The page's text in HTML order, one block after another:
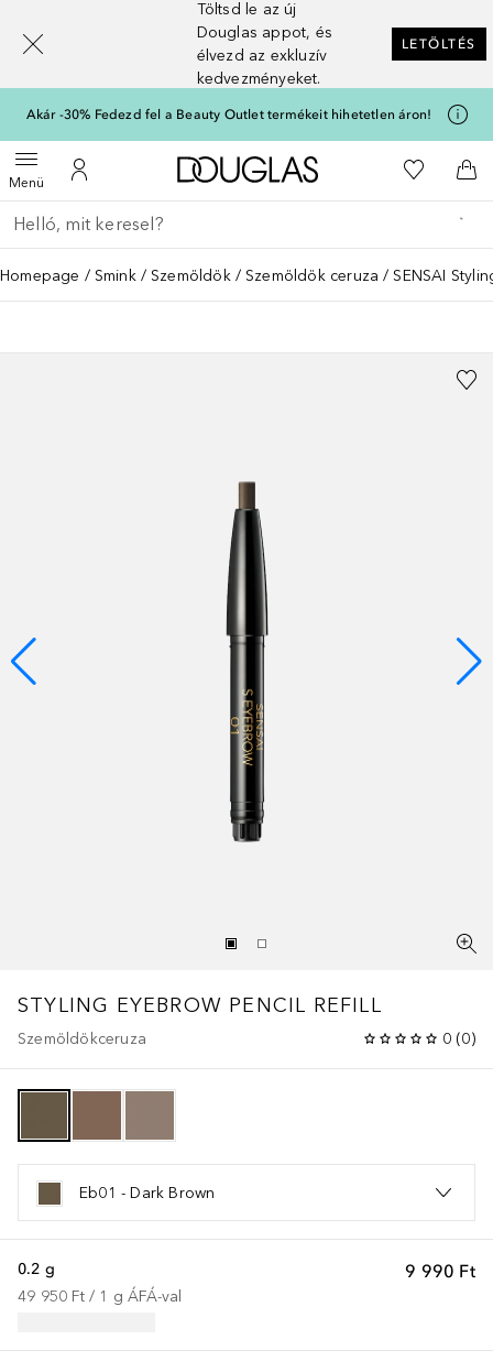
Töltsd le az új
Douglas appot, és
élvezd az exkluzív
kedvezményeket.
LETÖLTÉS
Akár -30% Fedezd fel a Beauty Outlet termékeit hihetetlen áron!
MenüMenü megnyitása
A fiókomhoz
A Douglas Főoldalra
A
Menj vissza
Keresés végrehajtása
Homepage Smink Szemöldök Szemöldök ceruza SENSAI
STYLING EYEBROW PENCIL REFILL
Szemöldökceruza 0 (0)
Eb01 - Dark Brown
9 990 Ft
0.2 g
49 950 Ft / 1 g ÁFÁ-val
[navigation.slideout.screenreader]